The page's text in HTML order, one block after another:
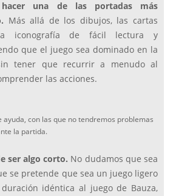
hacer una de las portadas más
Más allá de los dibujos, las cartas
iconografía de fácil lectura y
que el juego sea dominado en la
tener que recurrir a menudo al
las acciones.
ayuda, con las que no tendremos problemas
la partida.
ser algo corto. No dudamos que sea
se pretende que sea un juego ligero
idéntica al juego de Bauza,